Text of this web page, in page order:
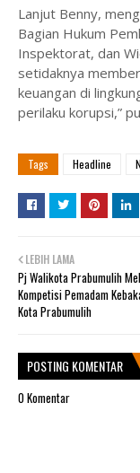
Lanjut Benny,
Bagian Hukum
Inspektorat, dan
setidaknya
keuangan di
perilaku korupsi,”
Tags Headline
LEBIH LAMA
Pj Walikota Prabumulih
Kompetisi Pemadam
Kota Prabumulih
POSTING KOMENTAR
0 Komentar